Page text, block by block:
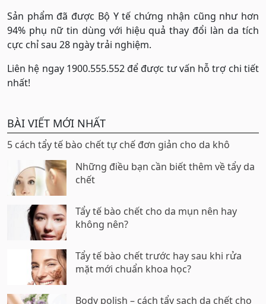
Sản phẩm đã được Bộ Y tế chứng nhận cũng như hơn
94% phụ nữ tin dùng với hiệu quả thay đổi làn da tích
cực chỉ sau 28 ngày trải nghiệm.
Liên hệ ngay 1900.555.552 để được tư vấn hỗ trợ chi tiết
nhất!
BÀI VIẾT MỚI NHẤT
5 cách tẩy tế bào chết tự chế đơn giản cho da khô
Những điều bạn cần biết thêm về tẩy da
chết
Tẩy tế bào chết cho da mụn nên hay
không nên?
Tẩy tế bào chết trước hay sau khi rửa
mặt mới chuẩn khoa học?
Body polish – cách tẩy sạch da chết cho